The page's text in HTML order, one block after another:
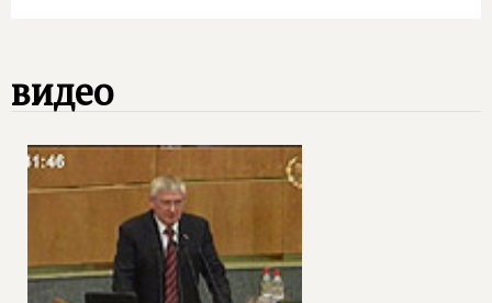
видео